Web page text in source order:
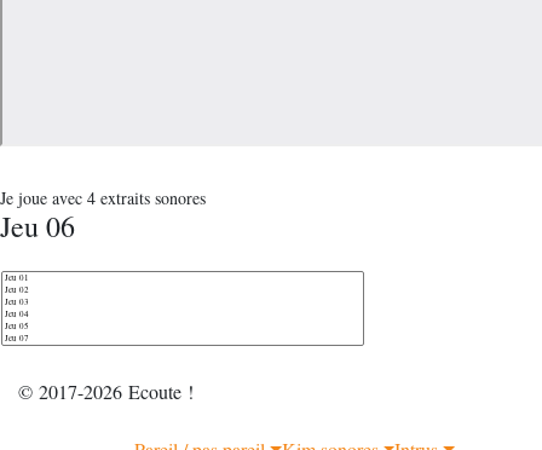
Je joue avec 4 extraits sonores
Jeu 06
© 2017-2026 Ecoute !